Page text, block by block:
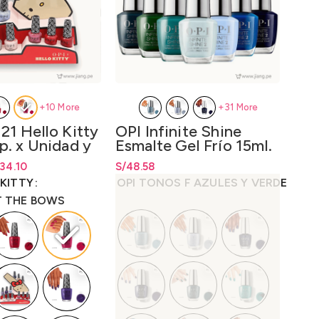
21 Hello Kitty
x Unidad y
12 unidades
34.10desde S/34.10
desde
THE BOWS
+10 More
OPI Infinite Shine
Esmalte Gel Frío 15ml.
– Tonos F
S/48.58
Rango de precios: desde
hastaS/48.58
OPI TONOS F AZULES Y VERDES
+31 More